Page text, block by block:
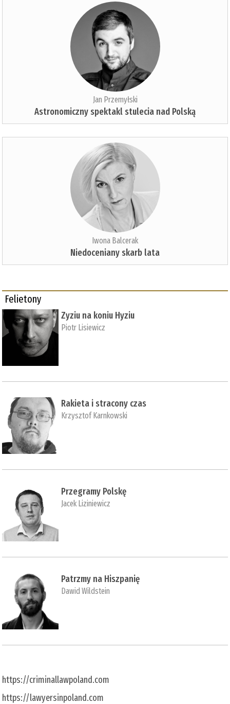
Jan Przemyłski
Astronomiczny spektakl stulecia nad Polską
Iwona Balcerak
Niedoceniany skarb lata
Felietony
Zyziu na koniu Hyziu
Piotr Lisiewicz
Rakieta i stracony czas
Krzysztof Karnkowski
Przegramy Polskę
Jacek Liziniewicz
Patrzmy na Hiszpanię
Dawid Wildstein
https://criminallawpoland.com
https://lawyersinpoland.com